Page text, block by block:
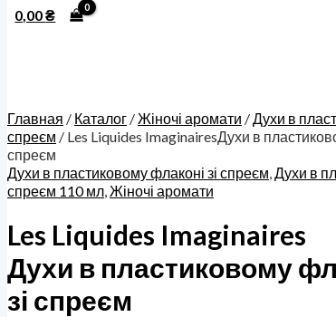
0,00₴
Главная / Каталог /Жіночі аромати /Духи в
спреєм / Les Liquides ImaginairesДухи в
спреєм
Духи в пластиковому флаконі зі спреєм,Духи в
спреєм 110 мл,Жіночі аромати
Les Liquides Imaginaires
Духи в пластиковому
зі спреєм